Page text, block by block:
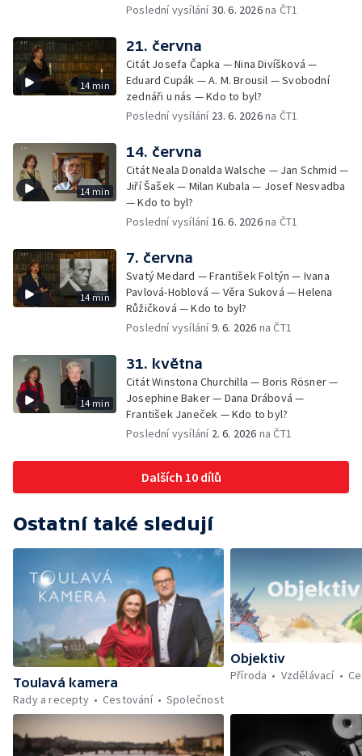
Poslední vysílání30. 6. 2026na ČT1
14 min
21. června
Citát Josefa Čapka — Nina Divíšková —
Eduard Cupák — A. M. Brousil — Svobodní
zednáři u nás — Kdo to byl?
Poslední vysílání 23. 6. 2026na ČT1
14 min
14. června
Citát Neala Donalda Walsche — Jan Schmid —
Jiří Šašek — Milan Kubala — Josef Nesvadba
— Kdo to byl?
Poslední vysílání16. 6. 2026na ČT1
14 min
7. června
Svatý Medard — František Foltýn — Ivana
Pavlová-Hoblová — Věra Suková — Helena
Růžičková — Kdo to byl?
Poslední vysílání9. 6. 2026 na ČT1
14 min
31. května
Citát Winstona Churchilla — Boris Rösner —
Josephine Baker — Dana Drábová —
František Janeček — Kdo to byl?
Poslední vysílání 2. 6. 2026 na ČT1
Dalších 10 dílů
Ostatní také sledují
Toulavá kamera
Rady a recepty
Cestování Společnost
Objektiv
Příroda
Vzdělávací